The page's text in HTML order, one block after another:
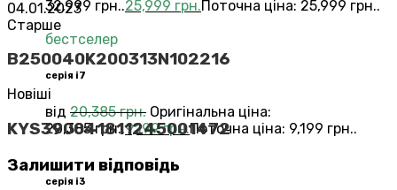
32,999 грн..25,999 грн.Поточна ціна: 25,999 грн..
бестселер
серія i7
від 20,385грн. Оригінальна ціна:
20,385 грн..9,199грн.Поточна ціна: 9,199 грн..
серія i3
04.01.2023
Старше
B250040K200313N102216
Новіші
KYS390041811245001472
Залишити відповідь